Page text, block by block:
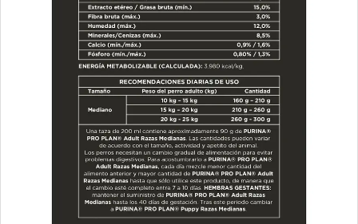
Xtreme Dog Criadores Perro Adulto
Xtreme Dog Perro Adulto
Zimpi Perro Adulto